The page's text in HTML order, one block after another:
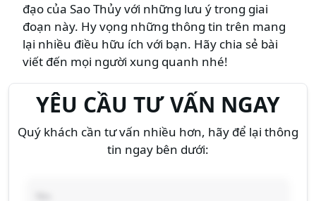
đạo của Sao Thủy với những lưu ý trong giai
đoạn này. Hy vọng những thông tin trên mang
lại nhiều điều hữu ích với bạn. Hãy chia sẻ bài
viết đến mọi người xung quanh nhé!
YÊU CẦU TƯ VẤN NGAY
Quý khách cần tư vấn nhiều hơn, hãy để lại thông
tin ngay bên dưới: